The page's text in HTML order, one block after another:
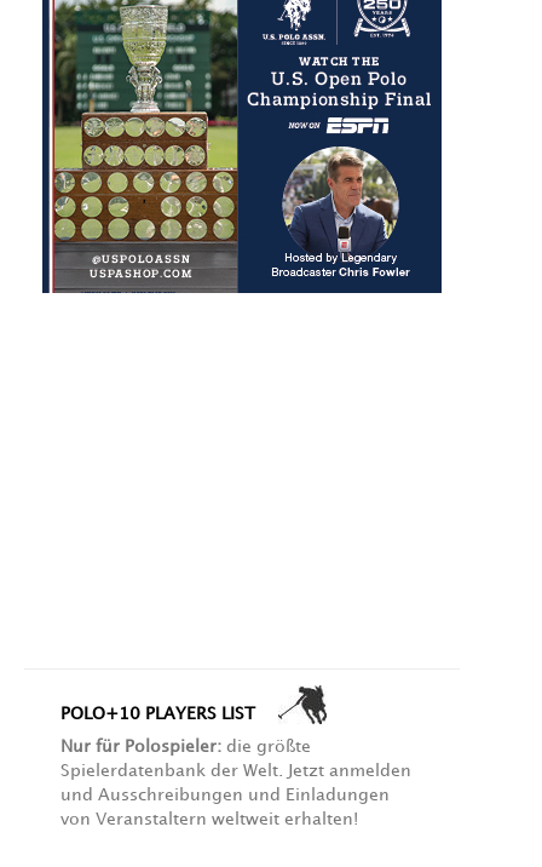
POLO+10 PLAYERS LIST
Nur für Polospieler: die größte
Spielerdatenbank der Welt. Jetzt anmelden
und Ausschreibungen und Einladungen
von Veranstaltern weltweit erhalten!